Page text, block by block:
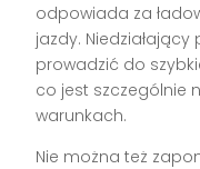
odpowiada za
jazdy.
prowadzić do
co jest szczególnie
warunkach.
Nie można też